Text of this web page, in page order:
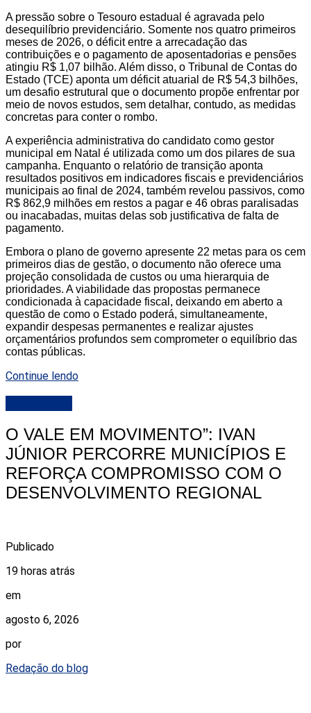
A pressão sobre o Tesouro estadual é agravada pelo
desequilíbrio previdenciário. Somente nos quatro primeiros
meses de 2026, o déficit entre a arrecadação das
contribuições e o pagamento de aposentadorias e pensões
atingiu R$ 1,07 bilhão. Além disso, o Tribunal de Contas do
Estado (TCE) aponta um déficit atuarial de R$ 54,3 bilhões,
um desafio estrutural que o documento propõe enfrentar por
meio de novos estudos, sem detalhar, contudo, as medidas
concretas para conter o rombo.
A experiência administrativa do candidato como gestor
municipal em Natal é utilizada como um dos pilares de sua
campanha. Enquanto o relatório de transição aponta
resultados positivos em indicadores fiscais e previdenciários
municipais ao final de 2024, também revelou passivos, como
R$ 862,9 milhões em restos a pagar e 46 obras paralisadas
ou inacabadas, muitas delas sob justificativa de falta de
pagamento.
Embora o plano de governo apresente 22 metas para os cem
primeiros dias de gestão, o documento não oferece uma
projeção consolidada de custos ou uma hierarquia de
prioridades. A viabilidade das propostas permanece
condicionada à capacidade fiscal, deixando em aberto a
questão de como o Estado poderá, simultaneamente,
expandir despesas permanentes e realizar ajustes
orçamentários profundos sem comprometer o equilíbrio das
contas públicas.
Continue lendo
O VALE EM MOVIMENTO”: IVAN
JÚNIOR PERCORRE MUNICÍPIOS E
REFORÇA COMPROMISSO COM O
DESENVOLVIMENTO REGIONAL
Publicado
19 horas atrás
em
agosto 6, 2026
por
Redação do blog